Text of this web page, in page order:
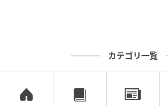
カテゴリ一覧